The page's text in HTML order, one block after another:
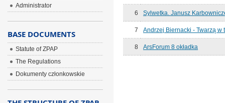
6 Sylwetka. Janusz
7 Andrzej Biernacki - Twarzą w
8 ArsForum 8 okładka
Administrator
BASE DOCUMENTS
Statute of ZPAP
The Regulations
Dokumenty członkowskie